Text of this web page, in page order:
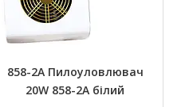
858-2A Пилоуловлювач
20W 858-2A білий